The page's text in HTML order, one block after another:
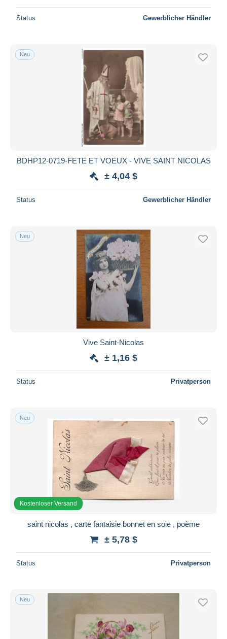
Status Gewerblicher Händler
Neu
BDHP12-0719-FETE ET VOEUX - VIVE SAINT NICOLAS
± 4,04 $
Status Gewerblicher Händler
Neu
Vive Saint-Nicolas
± 1,16 $
Status Privatperson
Neu
Kostenloser Versand
saint nicolas , carte fantaisie bonnet en soie , poème
± 5,78 $
Status Privatperson
Neu